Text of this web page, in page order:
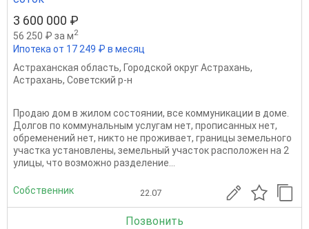
3 600 000 ₽
56 250 ₽ за м2
Ипотека от 17 249 ₽ в месяц
Астраханская область, Городской округ Астрахань,
Астрахань, Советский р-н
Продаю дом в жилом состоянии, все коммуникации в доме.
Долгов по коммунальным услугам нет, прописанных нет,
обременений нет, никто не проживает, границы земельного
участка установлены, земельный участок расположен на 2
улицы, что возможно разделение...
Собственник 22.07
Позвонить